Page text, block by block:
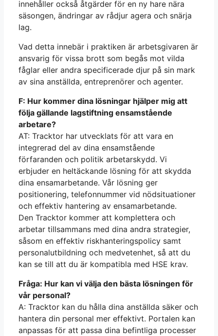
innehåller också åtgärder för en ny hare nära
säsongen, ändringar av rådjur agera och snärja
lag.
Vad detta innebär i praktiken är arbetsgivaren är
ansvarig för vissa brott som begås mot vilda
fåglar eller andra specificerade djur på sin mark
av sina anställda, entreprenörer och agenter.
F: Hur kommer dina lösningar hjälper mig att
följa gällande lagstiftning ensamstående
arbetare?
AT: Tracktor har utvecklats för att vara en
integrerad del av dina ensamstående
förfaranden och politik arbetarskydd. Vi
erbjuder en heltäckande lösning för att skydda
dina ensamarbetande. Vår lösning ger
positionering, telefonnummer vid nödsituationer
och effektiv hantering av ensamarbetande.
Den Tracktor kommer att komplettera och
arbetar tillsammans med dina andra strategier,
såsom en effektiv riskhanteringspolicy samt
personalutbildning och medvetenhet, så att du
kan se till att du är kompatibla med HSE krav.
Fråga: Hur kan vi välja den bästa lösningen för
vår personal?
A: Tracktor kan du hålla dina anställda säker och
hantera din personal mer effektivt. Portalen kan
anpassas för att passa dina befintliga processer